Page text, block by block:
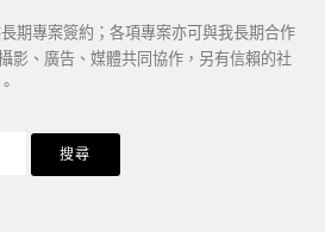
期專案簽約；各項專案亦可與我長期合作
影、廣告、媒體共同協作，另有信賴的社